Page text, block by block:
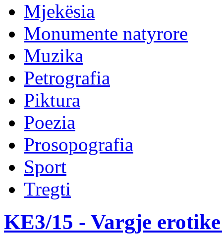
Mjekësia
Monumente natyrore
Muzika
Petrografia
Piktura
Poezia
Prosopografia
Sport
Tregti
KE3/15 - Vargje